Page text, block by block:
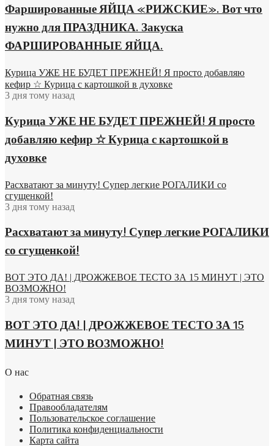
Фаршированные ЯЙЦА «РИЖСКИЕ». Вот что
нужно для ПРАЗДНИКА. Закуска
ФАРШИРОВАННЫЕ ЯЙЦА.
Курица УЖЕ НЕ БУДЕТ ПРЕЖНЕЙ! Я просто добавляю
кефир ☆ Курица с картошкой в духовке
3 дня тому назад
Курица УЖЕ НЕ БУДЕТ ПРЕЖНЕЙ! Я просто
добавляю кефир ☆ Курица с картошкой в
духовке
Расхватают за минуту! Супер легкие РОГАЛИКИ со
сгущенкой!
3 дня тому назад
Расхватают за минуту! Супер легкие РОГАЛИКИ
со сгущенкой!
ВОТ ЭТО ДА! | ДРОЖЖЕВОЕ ТЕСТО ЗА 15 МИНУТ | ЭТО
ВОЗМОЖНО!
3 дня тому назад
ВОТ ЭТО ДА! | ДРОЖЖЕВОЕ ТЕСТО ЗА 15
МИНУТ | ЭТО ВОЗМОЖНО!
О нас
Обратная связь
Правообладателям
Пользовательское соглашение
Политика конфиденциальности
Карта сайта